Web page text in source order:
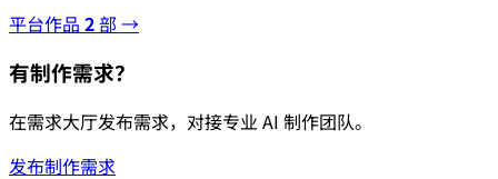
平台作品 2部 →
有制作需求？
在需求大厅发布需求，对接专业 AI 制作团队。
发布制作需求